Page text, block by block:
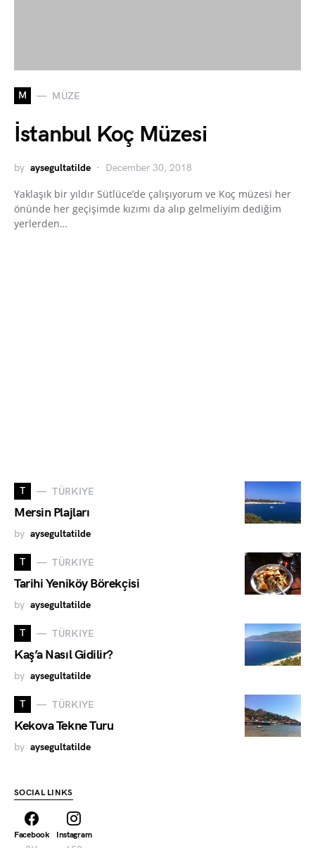
M MÜZE
İstanbul Koç Müzesi
by aysegultatilde December 30, 2018
Yaklaşık bir yıldır Sütlüce’de çalışıyorum ve Koç müzesi her
önünde her geçişimde kızımı da alıp gelmeliyim dediğim
yerlerden…
T TÜRKIYE
Mersin Plajları
by aysegultatilde
T TÜRKIYE
Tarihi Yeniköy Börekçisi
by aysegultatilde
T TÜRKIYE
Kaş’a Nasıl Gidilir?
by aysegultatilde
T TÜRKIYE
Kekova Tekne Turu
by aysegultatilde
SOCIAL LINKS
Facebook Instagram